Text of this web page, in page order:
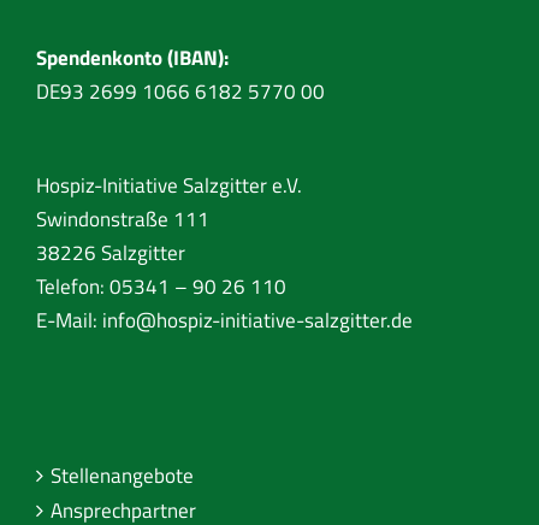
Spendenkonto (IBAN):
DE93 2699 1066 6182 5770 00
Hospiz-Initiative Salzgitter e.V.
Swindonstraße 111
38226 Salzgitter
Telefon: 05341 – 90 26 110
E-Mail: info@hospiz-initiative-salzgitter.de
Stellenangebote
Ansprechpartner